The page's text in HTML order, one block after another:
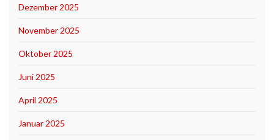
Dezember 2025
November 2025
Oktober 2025
Juni 2025
April 2025
Januar 2025